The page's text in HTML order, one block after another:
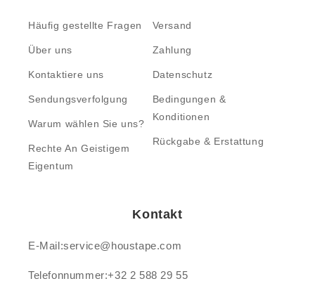
Häufig gestellte Fragen
Über uns
Kontaktiere uns
Sendungsverfolgung
Warum wählen Sie uns?
Rechte An Geistigem
Eigentum
Versand
Zahlung
Datenschutz
Bedingungen &
Konditionen
Rückgabe & Erstattung
Kontakt
E-Mail:service@houstape.com
Telefonnummer:+32 2 588 29 55